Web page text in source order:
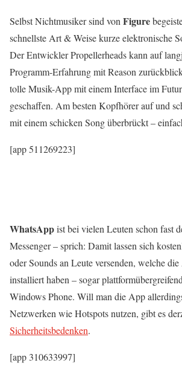
Selbst Nichtmusiker sind von Figure
schnellste Art & Weise kurze elektronische
Der Entwickler Propellerheads kann auf
Programm-Erfahrung mit Reason
tolle Musik-App mit einem Interface im
geschaffen. Am besten Kopfhörer auf und
mit einem schicken Song überbrückt –
[app 511269223]
WhatsAppist bei vielen Leuten schon fast
Messenger – sprich: Damit lassen sich
oder Sounds an Leute versenden, welche
installiert haben – sogar
Windows Phone. Will man die App
Netzwerken wie Hotspots nutzen, gibt es
Sicherheitsbedenken.
[app 310633997]